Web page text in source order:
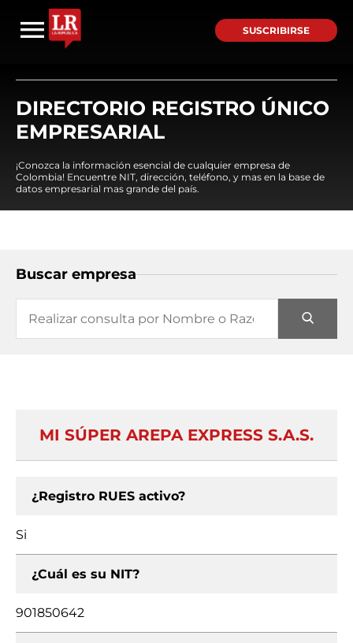
SUSCRIBIRSE
DIRECTORIO REGISTRO ÚNICO
EMPRESARIAL
¡Conozca la información esencial de cualquier empresa de
Colombia! Encuentre NIT, dirección, teléfono, y mas en la base de
datos empresarial mas grande del país.
Buscar empresa
MI SÚPER AREPA EXPRESS S.A.S.
¿Registro RUES activo?
Si
¿Cuál es su NIT?
901850642